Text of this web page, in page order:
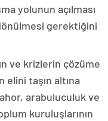
yolunun açılması
gerektiğini
ve krizlerin çözüme
elini taşın altına
arabuluculuk ve
kuruluşlarının